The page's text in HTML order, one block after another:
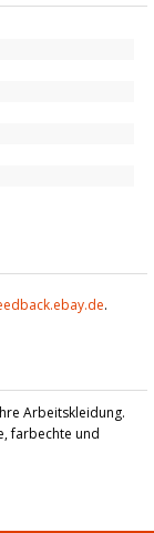
.
Arbeitskleidung.
farbechte und